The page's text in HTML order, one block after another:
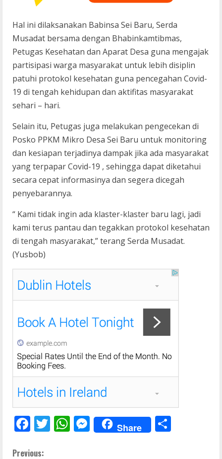
Hal ini dilaksanakan Babinsa Sei Baru, Serda
Musadat bersama dengan Bhabinkamtibmas,
Petugas Kesehatan dan Aparat Desa guna mengajak
partisipasi warga masyarakat untuk lebih disiplin
patuhi protokol kesehatan guna pencegahan Covid-
19 di tengah kehidupan dan aktifitas masyarakat
sehari – hari.
Selain itu, Petugas juga melakukan pengecekan di
Posko PPKM Mikro Desa Sei Baru untuk monitoring
dan kesiapan terjadinya dampak jika ada masyarakat
yang terpapar Covid-19 , sehingga dapat diketahui
secara cepat informasinya dan segera dicegah
penyebarannya.
“ Kami tidak ingin ada klaster-klaster baru lagi, jadi
kami terus pantau dan tegakkan protokol kesehatan
di tengah masyarakat,” terang Serda Musadat.
(Yusbob)
F T W M
e
Share
Previous: